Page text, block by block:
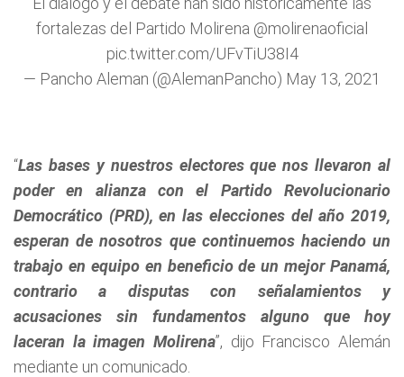
fortalezas del Partido Molirena @molirenaoficial
pic.twitter.com/UFvTiU38I4
— Pancho Aleman (@AlemanPancho) May 13, 2021
“Las bases y nuestros electores que nos llevaron al
poder en alianza con el Partido Revolucionario
Democrático (PRD), en las elecciones del año 2019,
esperan de nosotros que continuemos haciendo un
trabajo en equipo en beneficio de un mejor Panamá,
contrario a disputas con señalamientos y
acusaciones sin fundamentos alguno que hoy
laceran la imagen Molirena”, dijo Francisco Alemán
mediante un comunicado.